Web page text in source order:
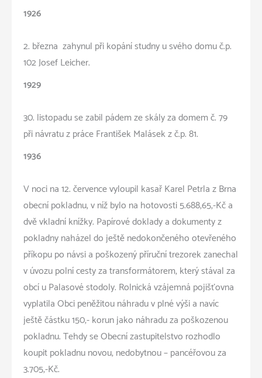
1926
2. března zahynul při kopání studny u svého domu č.p.
102 Josef Leicher.
1929
30. listopadu se zabil pádem ze skály za domem č. 79
při návratu z práce František Malásek z č.p. 81.
1936
V noci na 12. července vyloupil kasař Karel Petrla z Brna
obecní pokladnu, v níž bylo na hotovosti 5.688,65,-Kč a
dvě vkladní knížky. Papírové doklady a dokumenty z
pokladny naházel do ještě nedokončeného otevřeného
příkopu po návsi a poškozený příruční trezorek zanechal
v úvozu polní cesty za transformátorem, který stával za
obcí u Palasové stodoly. Rolnická vzájemná pojišťovna
vyplatila Obci peněžitou náhradu v plné výši a navíc
ještě částku 150,- korun jako náhradu za poškozenou
pokladnu. Tehdy se Obecní zastupitelstvo rozhodlo
koupit pokladnu novou, nedobytnou – pancéřovou za
3.705,-Kč.